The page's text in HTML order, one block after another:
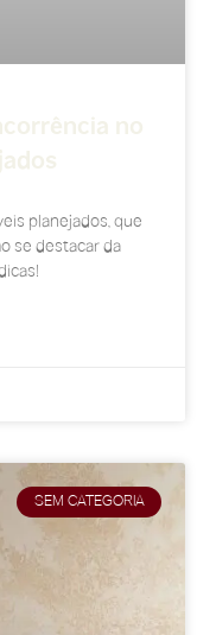
no
planejados, que
se destacar da
SEM CATEGORIA